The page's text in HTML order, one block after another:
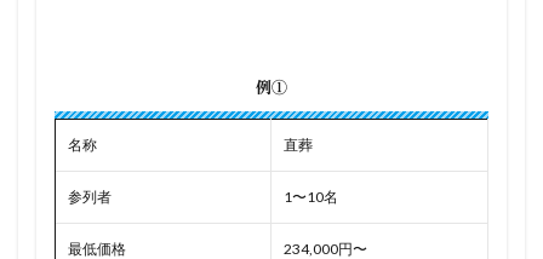
例①
名称 直葬
参列者 1〜10名
最低価格 234,000円〜